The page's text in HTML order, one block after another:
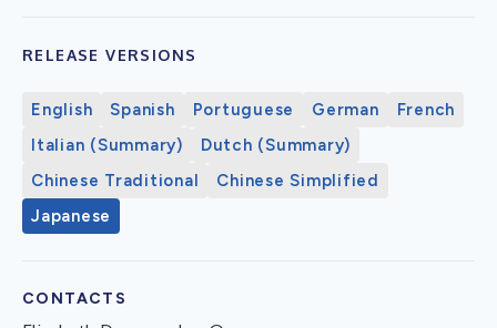
RELEASE VERSIONS
English Spanish Portuguese German
French
Italian (Summary)
Dutch (Summary)
Chinese Traditional
Chinese Simplified
Japanese
CONTACTS